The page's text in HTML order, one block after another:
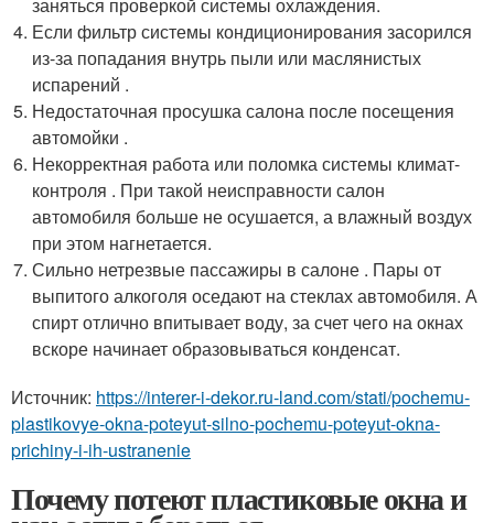
Если фильтр системы кондиционирования засорился
из-за попадания внутрь пыли или маслянистых
испарений .
Недостаточная просушка салона после посещения
автомойки .
Некорректная работа или поломка системы климат-
контроля . При такой неисправности салон
автомобиля больше не осушается, а влажный воздух
при этом нагнетается.
Сильно нетрезвые пассажиры в салоне . Пары от
выпитого алкоголя оседают на стеклах автомобиля. А
спирт отлично впитывает воду, за счет чего на окнах
вскоре начинает образовываться конденсат.
Источник: https://interer-i-dekor.ru-land.com/stati/pochemu-
plastikovye-okna-poteyut-silno-pochemu-poteyut-okna-
prichiny-i-ih-ustranenie
Почему потеют пластиковые окна и